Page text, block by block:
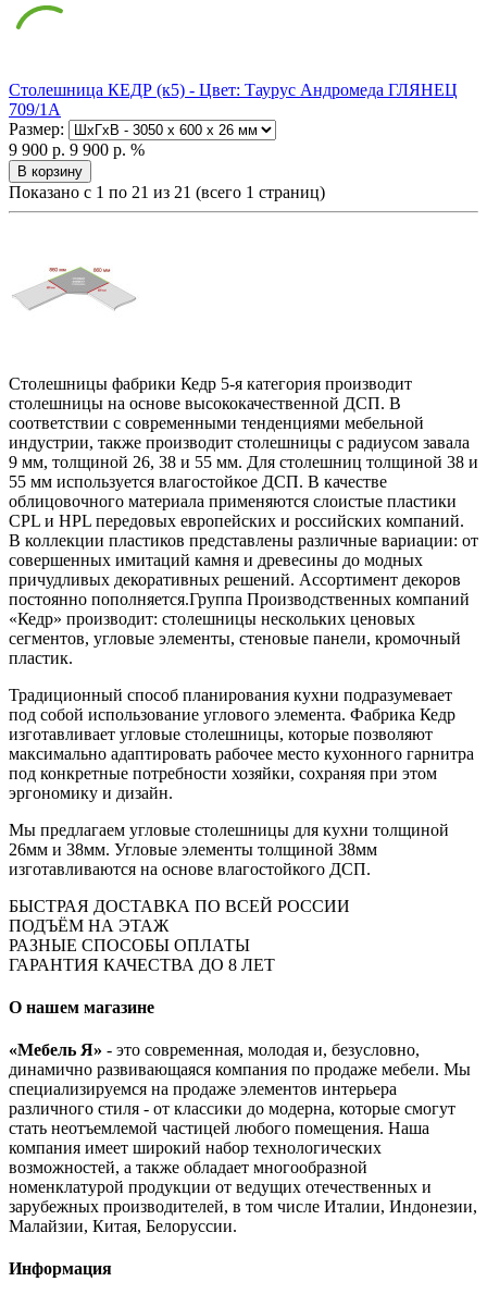
Столешница КЕДР (к5) - Цвет: Таурус Андромеда ГЛЯНЕЦ
709/1А
Размер:
9 900 р. 9 900 р. %
В корзину
Показано с 1 по 21 из 21 (всего 1 страниц)
Столешницы фабрики Кедр 5-я категория производит
столешницы на основе высококачественной ДСП. В
соответствии с современными тенденциями мебельной
индустрии, также производит столешницы с радиусом завала
9 мм, толщиной 26, 38 и 55 мм. Для столешниц толщиной 38 и
55 мм используется влагостойкое ДСП. В качестве
облицовочного материала применяются слоистые пластики
CPL и HPL передовых европейских и российских компаний.
В коллекции пластиков представлены различные вариации: от
совершенных имитаций камня и древесины до модных
причудливых декоративных решений. Ассортимент декоров
постоянно пополняется.Группа Производственных компаний
«Кедр» производит: столешницы нескольких ценовых
сегментов, угловые элементы, стеновые панели, кромочный
пластик.
Традиционный способ планирования кухни подразумевает
под собой использование углового элемента. Фабрика Кедр
изготавливает угловые столешницы, которые позволяют
максимально адаптировать рабочее место кухонного гарнитра
под конкретные потребности хозяйки, сохраняя при этом
эргономику и дизайн.
Мы предлагаем угловые столешницы для кухни толщиной
26мм и 38мм. Угловые элементы толщиной 38мм
изготавливаются на основе влагостойкого ДСП.
БЫСТРАЯ ДОСТАВКА ПО ВСЕЙ РОССИИ
ПОДЪЁМ НА ЭТАЖ
РАЗНЫЕ СПОСОБЫ ОПЛАТЫ
ГАРАНТИЯ КАЧЕСТВА ДО 8 ЛЕТ
О нашем магазине
«Мебель Я» - это современная, молодая и, безусловно,
динамично развивающаяся компания по продаже мебели. Мы
специализируемся на продаже элементов интерьера
различного стиля - от классики до модерна, которые смогут
стать неотъемлемой частицей любого помещения. Наша
компания имеет широкий набор технологических
возможностей, а также обладает многообразной
номенклатурой продукции от ведущих отечественных и
зарубежных производителей, в том числе Италии, Индонезии,
Малайзии, Китая, Белоруссии.
Информация